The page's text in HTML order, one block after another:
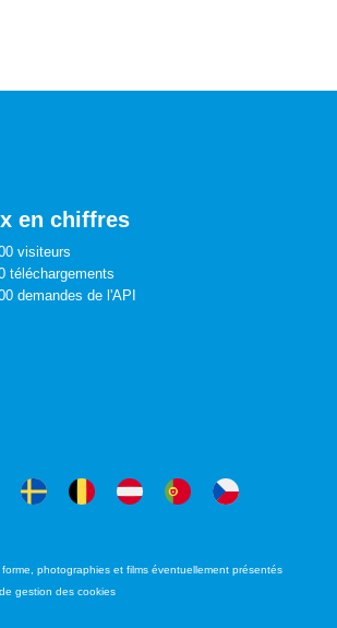
en chiffres
visiteurs
téléchargements
demandes de l'API
photographies et films éventuellement présentés
gestion des cookies